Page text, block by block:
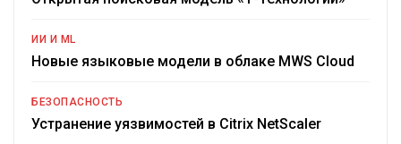
ИИ И ML
Новые языковые модели в облаке MWS Cloud
БЕЗОПАСНОСТЬ
Устранение уязвимостей в Citrix NetScaler